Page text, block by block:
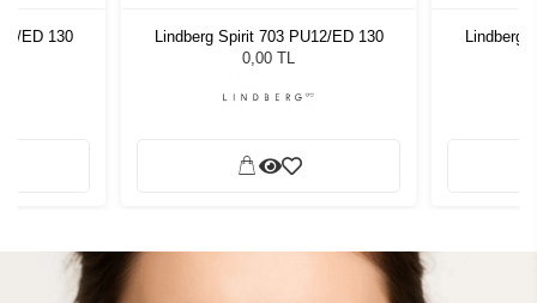
ED 130
Lindberg Spirit 703 PU12/ED 130
0,00 TL
Lindberg